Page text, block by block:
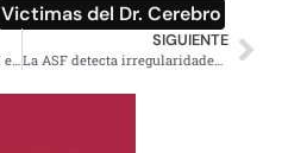
Victimas del Dr. Cerebro
Morena le recuerda al PRIAN el fraude de 2006
SIGUIENTE
La ASF detecta irregularidades en municipios y estados por 29 mil mdp